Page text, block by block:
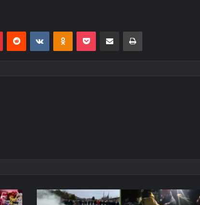
PinterestReddit VKontakteOdnoklassniki
Pocket E-Posta ile paylaş Yazdır